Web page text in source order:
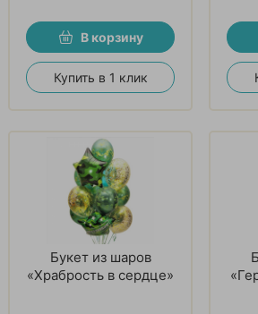
В корзину
Купить в 1 клик
Букет из шаров
«Храбрость в сердце»